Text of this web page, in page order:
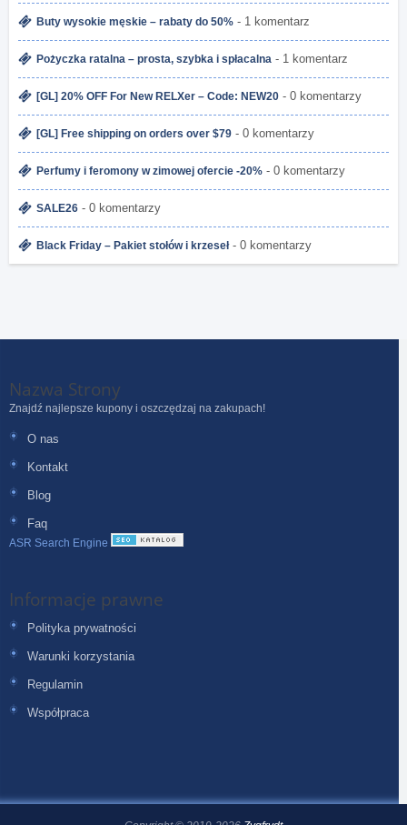
Buty wysokie męskie – rabaty do 50% - 1 komentarz
Pożyczka ratalna – prosta, szybka i spłacalna - 1 komentarz
[GL] 20% OFF For New RELXer – Code: NEW20 - 0 komentarzy
[GL] Free shipping on orders over $79 - 0 komentarzy
Perfumy i feromony w zimowej ofercie -20% - 0 komentarzy
SALE26 - 0 komentarzy
Black Friday – Pakiet stołów i krzeseł- 0 komentarzy
Nazwa Strony
Znajdź najlepsze kupony i oszczędzaj na zakupach!
O nas
Kontakt
Blog
Faq
ASR Search Engine
Informacje prawne
Polityka prywatności
Warunki korzystania
Regulamin
Współpraca